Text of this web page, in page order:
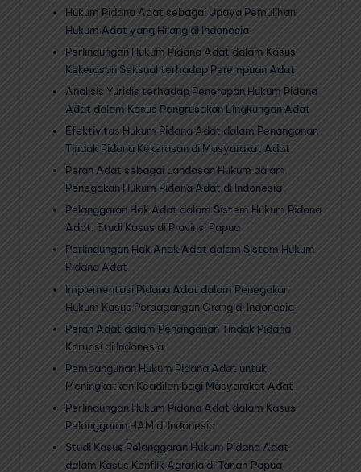
Hukum Pidana Adat sebagai Upaya Pemulihan
Hukum Adat yang Hilang di Indonesia
Perlindungan Hukum Pidana Adat dalam Kasus
Kekerasan Seksual terhadap Perempuan Adat
Analisis Yuridis terhadap Penerapan Hukum Pidana
Adat dalam Kasus Pengrusakan Lingkungan Adat
Efektivitas Hukum Pidana Adat dalam Penanganan
Tindak Pidana Kekerasan di Masyarakat Adat
Peran Adat sebagai Landasan Hukum dalam
Penegakan Hukum Pidana Adat di Indonesia
Pelanggaran Hak Adat dalam Sistem Hukum Pidana
Adat: Studi Kasus di Provinsi Papua
Perlindungan Hak Anak Adat dalam Sistem Hukum
Pidana Adat
Implementasi Pidana Adat dalam Penegakan
Hukum Kasus Perdagangan Orang di Indonesia
Peran Adat dalam Penanganan Tindak Pidana
Korupsi di Indonesia
Pembangunan Hukum Pidana Adat untuk
Meningkatkan Keadilan bagi Masyarakat Adat
Perlindungan Hukum Pidana Adat dalam Kasus
Pelanggaran HAM di Indonesia
Studi Kasus Pelanggaran Hukum Pidana Adat
dalam Kasus Konflik Agraria di Tanah Papua